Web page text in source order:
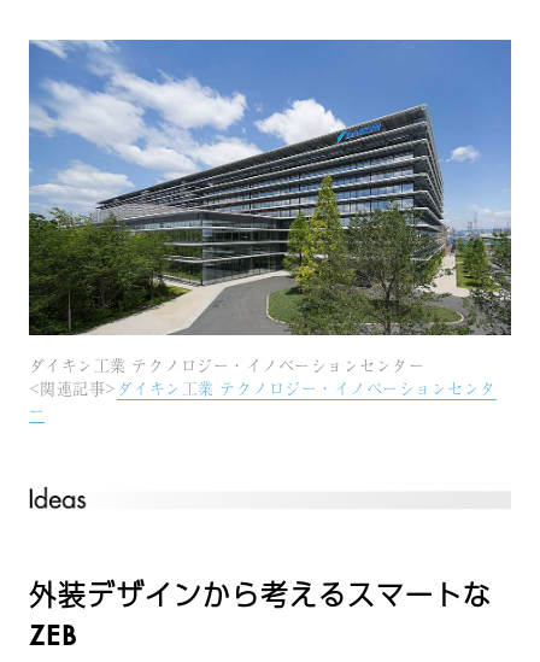
ダイキン工業 テクノロジー・イノベーションセンター
<関連記事> ダイキン工業 テクノロジー・イノベーションセンタ
ー
外装デザインから考えるスマートな
ZEB